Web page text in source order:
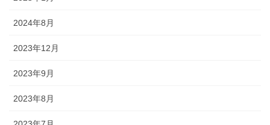
2024年8月
2023年12月
2023年9月
2023年8月